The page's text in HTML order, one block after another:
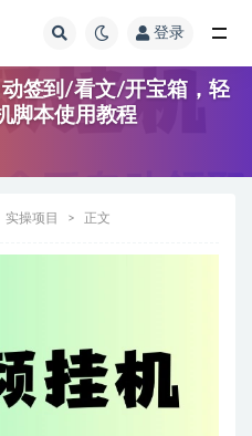
登录
签到/看文/开宝箱，轻
脚本使用教程
实操项目 正文